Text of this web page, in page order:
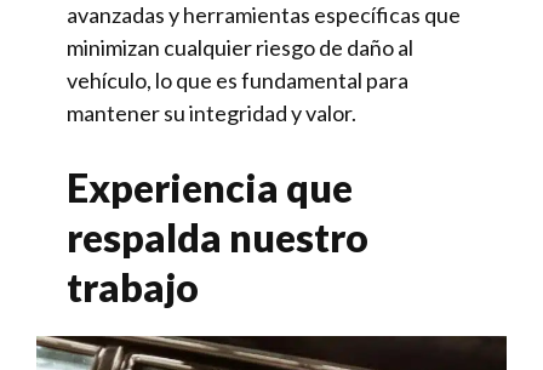
avanzadas y herramientas específicas que
minimizan cualquier riesgo de daño al
vehículo, lo que es fundamental para
mantener su integridad y valor.
Experiencia que
respalda nuestro
trabajo